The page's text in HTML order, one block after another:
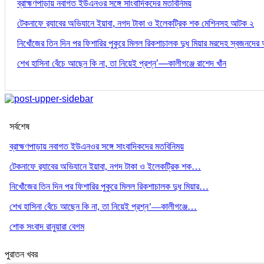
ব্রাহ্মণপাড়ায় নবাগত ইউএনওর সঙ্গে সাংবাদিকদের মতবিনিময়
টেকনাফে র‌্যাবের অভিযানে ইয়াবা, নগদ টাকা ও ইলেকট্রিক শক মেশিনসহ আটক ২
নিখোঁজের তিন দিন পর ফিশারির পুকুরে মিলল রিকশাচালক দুধ মিয়ার মরদেহ
শেখ হাসিনা বেঁচে আছেন কি না, তা নিয়েই প্রশ্ন’—কালীগঞ্জে রাশেদ খাঁন
সর্বশেষ
ব্রাহ্মণপাড়ায় নবাগত ইউএনওর সঙ্গে সাংবাদিকদের মতবিনিময়
টেকনাফে র‌্যাবের অভিযানে ইয়াবা, নগদ টাকা ও ইলেকট্রিক শক…
নিখোঁজের তিন দিন পর ফিশারির পুকুরে মিলল রিকশাচালক দুধ মিয়ার…
শেখ হাসিনা বেঁচে আছেন কি না, তা নিয়েই প্রশ্ন’—কালীগঞ্জে…
শোক সংবাদ রানুয়ারা বেগম
পুরাতন খবর